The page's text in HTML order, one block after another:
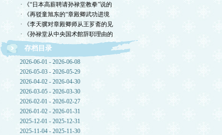
· 《“日本高薪聘请孙禄堂教拳”说的
· 《再驳童旭东的“章殿卿武功进境
· 《李天骥对章殿卿师从王芗斋的见
· 《孙禄堂从中央国术館辞职理由的
存档目录
2026-06-01 - 2026-06-08
2026-05-03 - 2026-05-29
2026-04-02 - 2026-04-30
2026-03-05 - 2026-03-30
2026-02-01 - 2026-02-27
2026-01-02 - 2026-01-31
2025-12-01 - 2025-12-31
2025-11-04 - 2025-11-30